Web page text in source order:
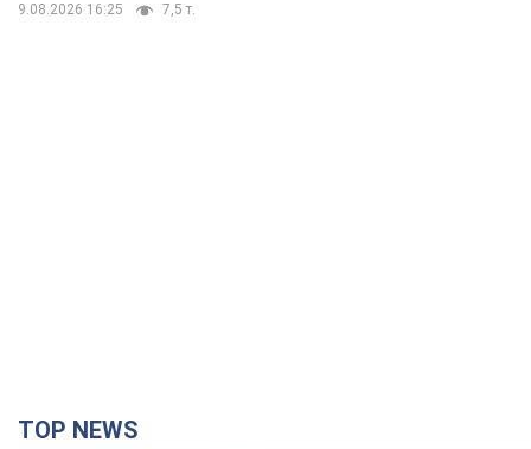
9.08.2026 16:25 7,5 т.
TOP NEWS